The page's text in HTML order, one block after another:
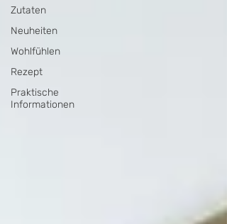
Zutaten
Neuheiten
Wohlfühlen
Rezept
Praktische
Informationen